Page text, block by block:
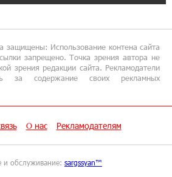
07-2026
партнер ежегодной
«На пути к осознанному
07-2026
защищены: Использование контена сайта
запрещено. Точка зрения автора не
зрения редакции сайта. Рекламодатели
за содержание своих рекламных
О нас Рекламодателям
и обслуживание: sargssyan™